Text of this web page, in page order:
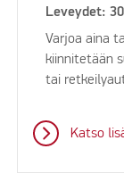
Leveydet:
Varjoa aina
kiinnitetään
tai
Katso